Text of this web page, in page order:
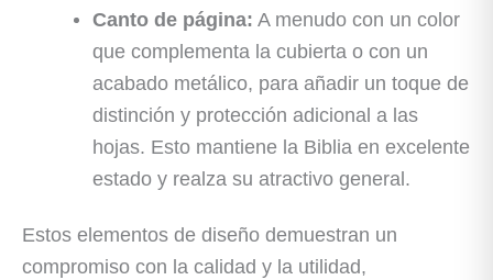
Canto de página: A menudo con un color
que complementa la cubierta o con un
acabado metálico, para añadir un toque de
distinción y protección adicional a las
hojas. Esto mantiene la Biblia en excelente
estado y realza su atractivo general.
Estos elementos de diseño demuestran un
compromiso con la calidad y la utilidad,